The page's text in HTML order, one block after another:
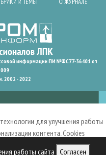
работы сайта Согласен
И ТЕМЫ О ЖУРНАЛЕ
информации ПИ №ФС77-36401 от
2002 - 2022
для улучшения работы
контента. Cookies